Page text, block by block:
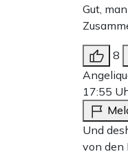
Gut,
8
17:55
Und
von den